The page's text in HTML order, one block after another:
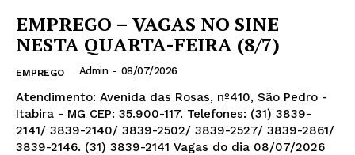
EMPREGO – VAGAS NO SINE
NESTA QUARTA-FEIRA (8/7)
EMPREGO Admin - 08/07/2026
Atendimento: Avenida das Rosas, nº410, São Pedro -
Itabira - MG CEP: 35.900-117. Telefones: (31) 3839-
2141/ 3839-2140/ 3839-2502/ 3839-2527/ 3839-2861/
3839-2146. (31) 3839-2141 Vagas do dia 08/07/2026